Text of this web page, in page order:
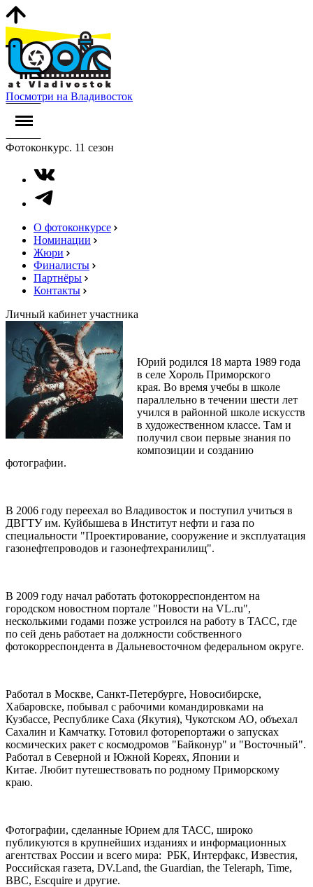
Посмотри на Владивосток
Фотоконкурс. 11 сезон
О фотоконкурсе
Номинации
Жюри
Финалисты
Партнёры
Контакты
Личный кабинет участника
Юрий родился 18 марта 1989 года
в селе Хороль Приморского
края. Во время учебы в школе
параллельно в течении шести лет
учился в районной школе искусств
в художественном классе. Там и
получил свои первые знания по
композиции и созданию
фотографии.
В 2006 году переехал во Владивосток и поступил учиться в
ДВГТУ им. Куйбышева в Институт нефти и газа по
специальности "Проектирование, сооружение и эксплуатация
газонефтепроводов и газонефтехранилищ".
В 2009 году начал работать фотокорреспондентом на
городском новостном портале "Новости на VL.ru",
несколькими годами позже устроился на работу в ТАСС, где
по сей день работает на должности собственного
фотокорреспондента в Дальневосточном федеральном округе.
Работал в Москве, Санкт-Петербурге, Новосибирске,
Хабаровске, побывал с рабочими командировками на
Кузбассе, Республике Саха (Якутия), Чукотском АО, объехал
Сахалин и Камчатку. Готовил фоторепортажи о запусках
космических ракет с космодромов "Байконур" и "Восточный".
Работал в Северной и Южной Кореях, Японии и
Китае. Любит путешествовать по родному Приморскому
краю.
Фотографии, сделанные Юрием для ТАСС, широко
публикуются в крупнейших изданиях и информационных
агентствах России и всего мира: РБК, Интерфакс, Известия,
Российская газета, DV.Land, the Guardian, the Teleraph, Time,
BBC, Escquire и другие.